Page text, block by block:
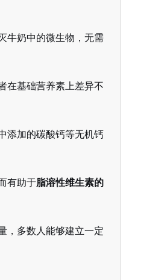
牛奶中的微生物，无需
在基础营养素上差异不
添加的碳酸钙等无机钙
有助于脂溶性维生素的
，多数人能够建立一定